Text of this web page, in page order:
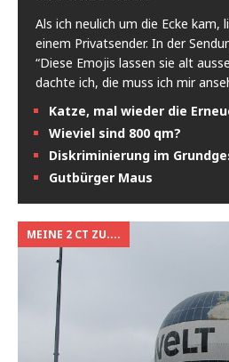
Als ich neulich um die Ecke kam,
einem Privatsender. In der
“Diese Emojis lassen sie alt
dachte ich, die muss ich mir
Katze, mal wieder die
Wieviel sind 800 qm?
Diskriminierung im
Gutbürger Maus
MEINE 2 CT ZU....